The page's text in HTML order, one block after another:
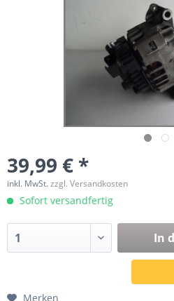
39,99 € *
inkl. MwSt.zzgl. Versandkosten
Sofort versandfertig
In
Merken